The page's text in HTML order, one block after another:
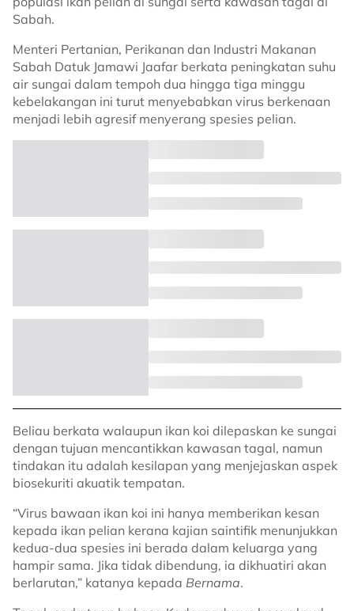
Sabah.
Menteri Pertanian, Perikanan dan Industri Makanan
Sabah Datuk Jamawi Jaafar berkata peningkatan suhu
air sungai dalam tempoh dua hingga tiga minggu
kebelakangan ini turut menyebabkan virus berkenaan
menjadi lebih agresif menyerang spesies pelian.
Beliau berkata walaupun ikan koi dilepaskan ke sungai
dengan tujuan mencantikkan kawasan tagal, namun
tindakan itu adalah kesilapan yang menjejaskan aspek
biosekuriti akuatik tempatan.
“Virus bawaan ikan koi ini hanya memberikan kesan
kepada ikan pelian kerana kajian saintifik menunjukkan
kedua-dua spesies ini berada dalam keluarga yang
hampir sama. Jika tidak dibendung, ia dikhuatiri akan
berlarutan,” katanya kepada Bernama.